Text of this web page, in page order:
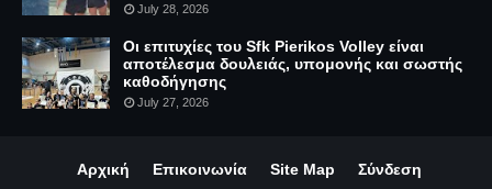
July 28, 2026
Οι επιτυχίες του Sfk Pierikos Volley είναι
αποτέλεσμα δουλειάς, υπομονής και σωστής
καθοδήγησης
July 27, 2026
Αρχική Επικοινωνία Site Map Σύνδεση